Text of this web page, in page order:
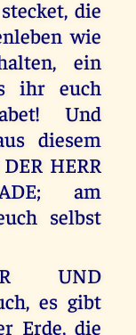
die
wie
ein
ihr euch
Und
diesem
HERR
am
selbst
UND
es gibt
Erde, die